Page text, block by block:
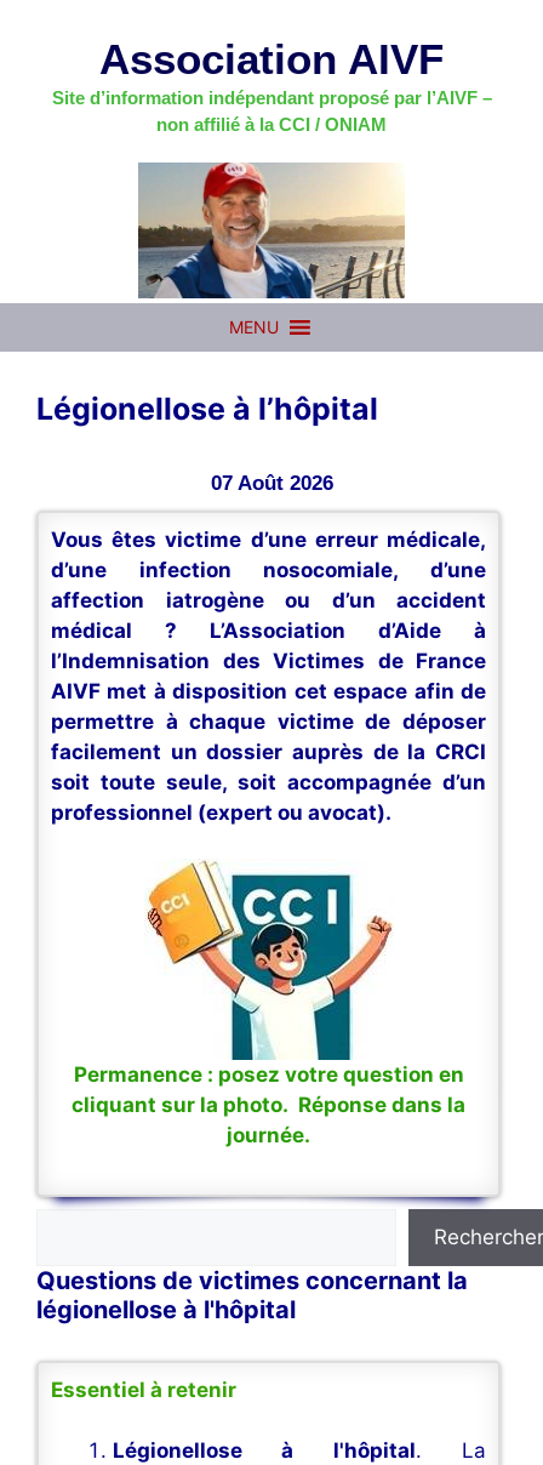
Association AIVF
Site d’information indépendant proposé par l’AIVF –
non affilié à la CCI / ONIAM
MENU
Légionellose à l’hôpital
07 Août 2026
Vous êtes victime d’une erreur médicale,
d’une infection nosocomiale, d’une
affection iatrogène ou d’un accident
médical ? L’Association d’Aide à
l’Indemnisation des Victimes de France
AIVF met à disposition cet espace afin de
permettre à chaque victime de déposer
facilement un dossier auprès de la CRCI
soit toute seule, soit accompagnée d’un
professionnel (expert ou avocat).
Permanence : posez votre question en
cliquant sur la photo. Réponse dans la
journée.
Rechercher
Questions de victimes concernant la
légionellose à l'hôpital
Essentiel à retenir
Légionellose à l'hôpital. La